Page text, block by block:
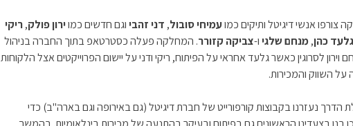
צורפו אנשי דיגיטל ותיקים כמועמיחי סובול, דני זהביוגם חדשים כמוירון פולק,ריקי
גלעד כהן,מנחם שלגיו-צביקה קזורר. המחלקה פעלה כסטרטאפ בתוך החברה בניהול
וירון לסרוגין כאשר גלעד אחראי על הפיתוח, ריקי ודני על יישום הפרוייקטים אצל הלקוחות
על השווק והמכירות.
הדרך נעזרנו בקבוצות קורפורייט של חברת דיגיטל (גם באירופה וגם בארה"ב) כדי